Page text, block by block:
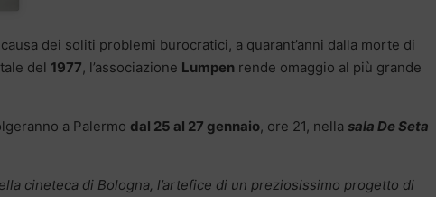
dei soliti problemi burocratici, a quarant’anni dalla morte di
del 1977, l’associazione Lumpen rende omaggio al più grande
a Palermo dal 25 al 27 gennaio, ore 21, nella sala De Seta
cineteca di Bologna, l’artefice di un preziosissimo progetto di